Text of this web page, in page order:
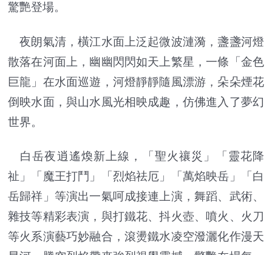
驚艷登場。
夜朗氣清，橫江水面上泛起微波漣漪，盞盞河燈
散落在河面上，幽幽閃閃如天上繁星，一條「金色
巨龍」在水面巡遊，河燈靜靜隨風漂游，朵朵煙花
倒映水面，與山水風光相映成趣，仿佛進入了夢幻
世界。
白岳夜逍遙煥新上線，「聖火禳災」「靈花降
祉」「魔王打鬥」「烈焰祛厄」「萬焰映岳」「白
岳歸祥」等演出一氣呵成接連上演，舞蹈、武術、
雜技等精彩表演，與打鐵花、抖火壺、噴火、火刀
等火系演藝巧妙融合，滾燙鐵水凌空潑灑化作漫天